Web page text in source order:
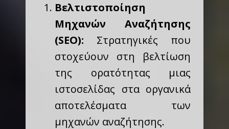
Βελτιστοποίηση
Μηχανών Αναζήτησης
(SEO): Στρατηγικές που
στοχεύουν στη βελτίωση
της ορατότητας μιας
ιστοσελίδας στα οργανικά
αποτελέσματα των
μηχανών αναζήτησης.